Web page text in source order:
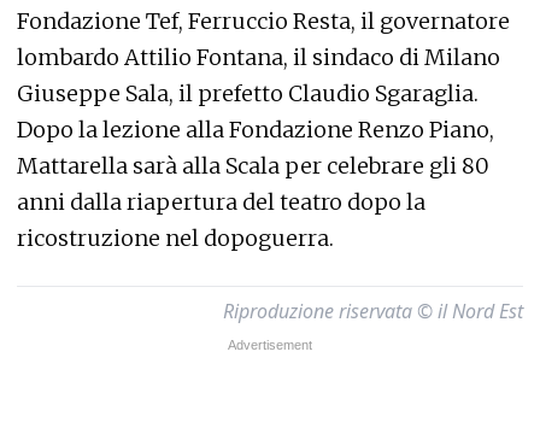
Fondazione Tef, Ferruccio Resta, il governatore
lombardo Attilio Fontana, il sindaco di Milano
Giuseppe Sala, il prefetto Claudio Sgaraglia.
Dopo la lezione alla Fondazione Renzo Piano,
Mattarella sarà alla Scala per celebrare gli 80
anni dalla riapertura del teatro dopo la
ricostruzione nel dopoguerra.
Riproduzione riservata © il Nord Est